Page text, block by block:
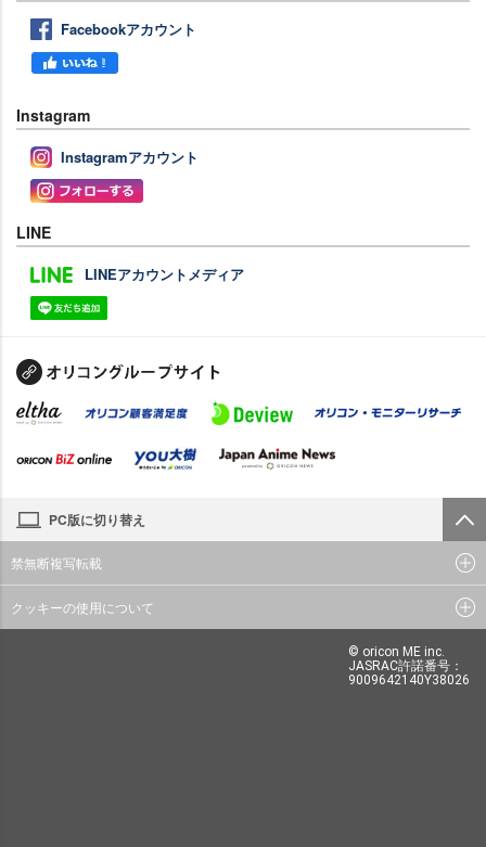
Facebookアカウント
Instagram
Instagramアカウント
LINE
LINEアカウントメディア
PC版に切り替え
禁無断複写転載
クッキーの使用について
© oricon ME inc.
JASRAC許諾番号：
9009642140Y38026